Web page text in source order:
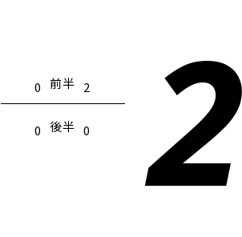
0 前半 2
0 後半 0